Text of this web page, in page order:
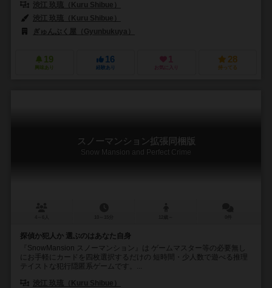
渋江 玖琉（Kuru Shibue）
渋江 玖琉（Kuru Shibue）
ぎゅんぶく屋（Gyunbukuya）
19
興味あり
16
経験あり
1
お気に入り
28
持ってる
スノーマンション拡張同梱版
Snow Mansion and Perfect Crime
探偵か犯人か 選ぶのはあなた自身
『SnowMansion スノーマンション』は ゲームマスター等の必要無し
にお手軽にカードを四枚選択するだけの 短時間・少人数で遊べる推理
テイストな犯行隠匿系ゲームです。...
渋江 玖琉（Kuru Shibue）